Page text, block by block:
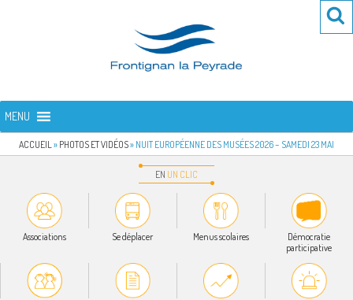
FRONTIGNAN LA PEYRADE
MENU
ACCUEIL » PHOTOS ET VIDÉOS» NUIT EUROPÉENNE DES MUSÉES 2026 – SAMEDI 23 MAI
EN UN CLIC
Associations Se déplacer Menus scolaires
Démocratie
participative